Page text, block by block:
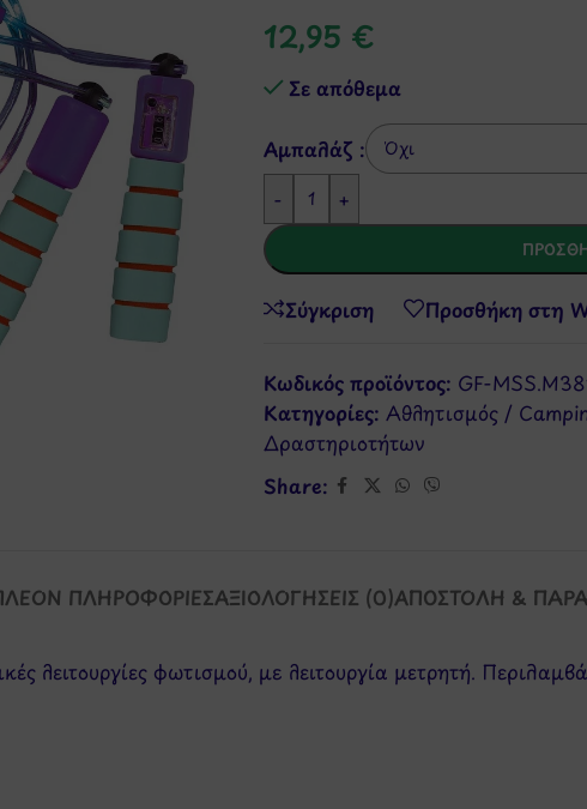
12,95 €
Σε απόθεμα
Αμπαλάζ :
-
+
Σύγκριση Προσθήκη στη
Κωδικός προϊόντος: GF-
Κατηγορίες: Αθλητισμός /
Δραστηριοτήτων
Share:
ΠΛΗΡΟΦΟΡΊΕΣΑΞΙΟΛΟΓΉΣΕΙΣ (0)ΑΠΟΣΤΟΛΉ &
λειτουργίες φωτισμού, με λειτουργία μετρητή.